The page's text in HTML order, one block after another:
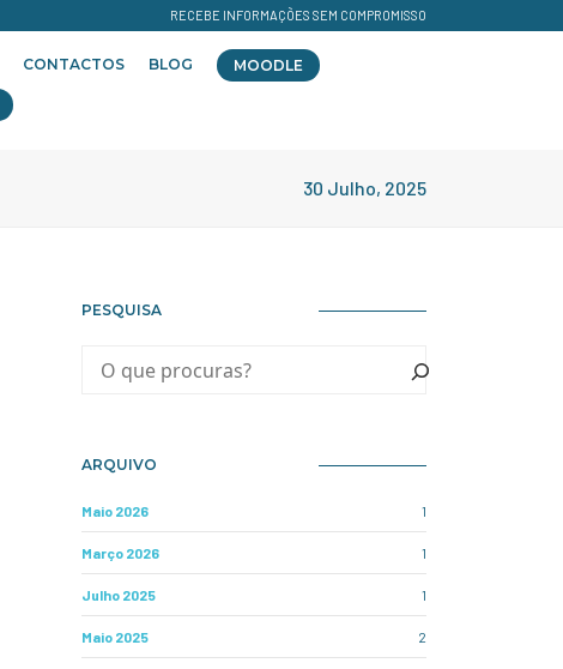
RECEBE INFORMAÇÕES SEM COMPROMISSO
CONTACTOS BLOG MOODLE
30 Julho, 2025
PESQUISA
ARQUIVO
Maio 2026 1
Março 2026 1
Julho 2025 1
Maio 2025 2